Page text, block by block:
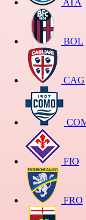
ATA
BOL
CAG
FIO
FRO